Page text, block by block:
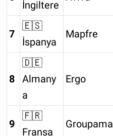
İngiltere
7
🇪🇸
İspanya
Mapfre
8
🇩🇪
Almany
a
Ergo
9
🇫🇷
Fransa
Groupama